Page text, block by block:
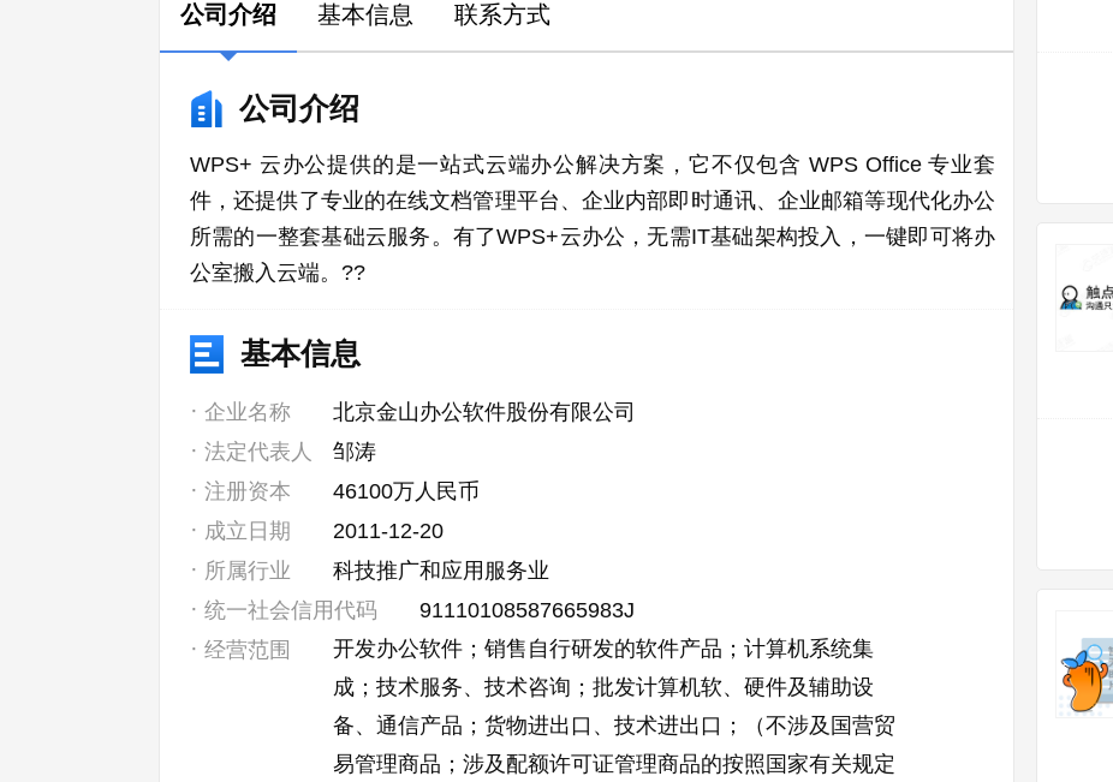
公司介绍 基本信息 联系方式
公司介绍
WPS+ 云办公提供的是一站式云端办公解决方案，它不仅包含 WPS Office 专业套
件，还提供了专业的在线文档管理平台、企业内部即时通讯、企业邮箱等现代化办公
所需的一整套基础云服务。有了WPS+云办公，无需IT基础架构投入，一键即可将办
公室搬入云端。??
基本信息
企业名称
北京金山办公软件股份有限公司
法定代表人
邹涛
注册资本
46100万人民币
成立日期
2011-12-20
所属行业
科技推广和应用服务业
统一社会信用代码
91110108587665983J
经营范围
开发办公软件；销售自行研发的软件产品；计算机系统集
成；技术服务、技术咨询；批发计算机软、硬件及辅助设
备、通信产品；货物进出口、技术进出口；（不涉及国营贸
易管理商品；涉及配额许可证管理商品的按照国家有关规定